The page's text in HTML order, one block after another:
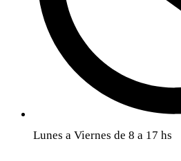
Lunes a Viernes de 8 a 17 hs